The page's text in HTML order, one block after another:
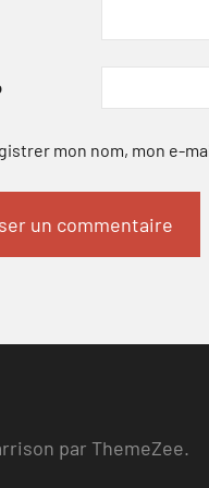
mon nom, mon e-
par ThemeZee.